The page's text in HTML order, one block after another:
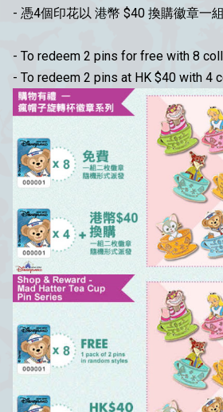
- 憑4個印花以 港幣 $40 換購徽章一
- To redeem 2 pins for free with 8
- To redeem 2 pins at HK $40 with 4